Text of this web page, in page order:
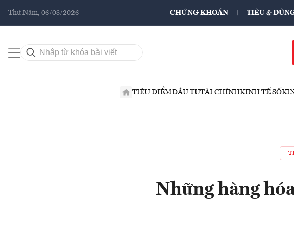
Thứ Năm, 06/08/2026 CHỨNG KHOÁN TIÊU &
TIÊU ĐIỂMĐẦU TƯTÀI CHÍNHKINH TẾ SỐ
Những hàng